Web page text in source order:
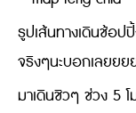
รูปเส้นทางเดินช้อป
จริงๆนะบอกเลยยย
มาเดินชิวๆ ช่วง 5